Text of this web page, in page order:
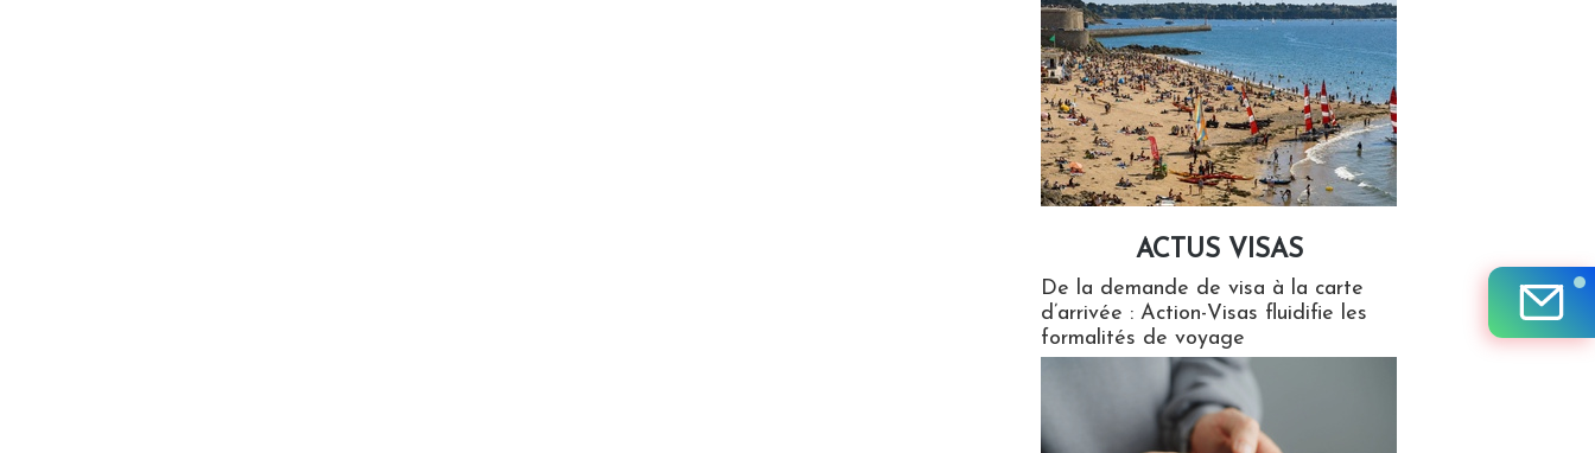
ACTUS VISAS
De la demande de visa à la carte
d’arrivée : Action-Visas fluidifie les
formalités de voyage